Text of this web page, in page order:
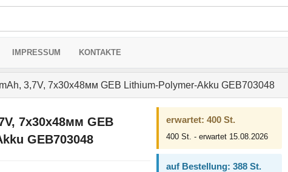
IMPRESSUM KONTAKTE
3,7V, 7x30x48мм GEB Lithium-Polymer-Akku GEB703048
7x30x48мм GEB
GEB703048
erwartet: 400 St.
400 St. - erwartet 15.08.2026
auf Bestellung: 388 St.